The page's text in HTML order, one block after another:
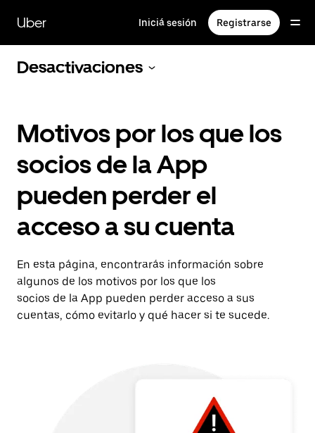
contenido
principal
Uber Iniciá sesión Registrarse
Desactivaciones
Motivos por los que los
socios de la App
pueden perder el
acceso a su cuenta
En esta página, encontrarás información sobre
algunos de los motivos por los que los
socios de la App pueden perder acceso a sus
cuentas, cómo evitarlo y qué hacer si te sucede.